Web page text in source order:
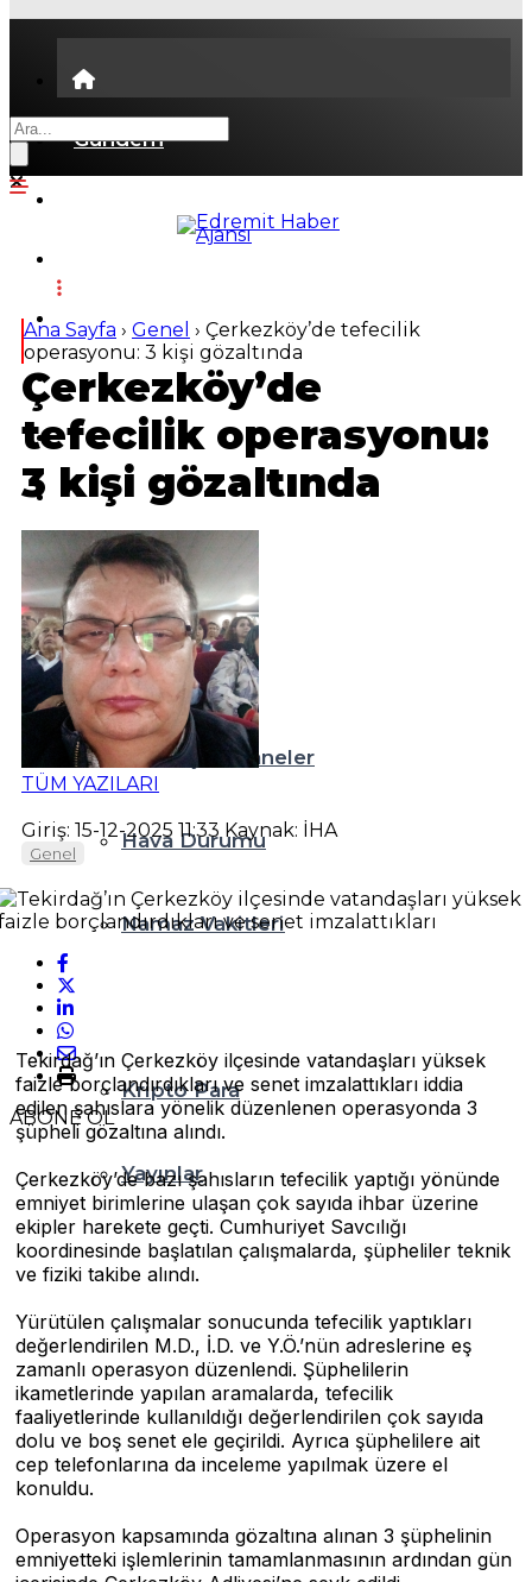
Gündem
Dünya
Spor
Magazin
Sağlık
Teknoloji
Resmi İlanlar
Diğer
Nöbetçi Eczaneler
Hava Durumu
Namaz Vakitleri
Kripto Para
Yayınlar
Ana Sayfa › Genel › Çerkezköy’de tefecilik
operasyonu: 3 kişi gözaltında
Çerkezköy’de
tefecilik operasyonu:
3 kişi gözaltında
TÜM YAZILARI
Giriş: 15-12-2025 11:33 Kaynak: İHA
Genel
ABONE OL
Tekirdağ’ın Çerkezköy ilçesinde vatandaşları yüksek
faizle borçlandırdıkları ve senet imzalattıkları iddia
edilen şahıslara yönelik düzenlenen operasyonda 3
şüpheli gözaltına alındı.
Çerkezköy’de bazı şahısların tefecilik yaptığı yönünde
emniyet birimlerine ulaşan çok sayıda ihbar üzerine
ekipler harekete geçti. Cumhuriyet Savcılığı
koordinesinde başlatılan çalışmalarda, şüpheliler teknik
ve fiziki takibe alındı.
Yürütülen çalışmalar sonucunda tefecilik yaptıkları
değerlendirilen M.D., İ.D. ve Y.Ö.’nün adreslerine eş
zamanlı operasyon düzenlendi. Şüphelilerin
ikametlerinde yapılan aramalarda, tefecilik
faaliyetlerinde kullanıldığı değerlendirilen çok sayıda
dolu ve boş senet ele geçirildi. Ayrıca şüphelilere ait
cep telefonlarına da inceleme yapılmak üzere el
konuldu.
Operasyon kapsamında gözaltına alınan 3 şüphelinin
emniyetteki işlemlerinin tamamlanmasının ardından gün